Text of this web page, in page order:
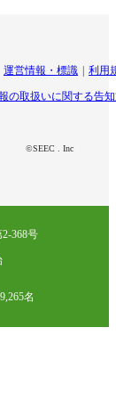
運営情報・標識 利用
の取扱いに関する告
©SEEC . Inc
368号
名